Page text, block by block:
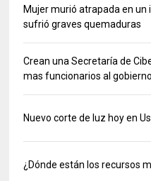
Mujer murió atrapada en un
sufrió graves quemaduras
Crean una Secretaría de
mas funcionarios al
Nuevo corte de luz hoy en
¿Dónde están los recursos